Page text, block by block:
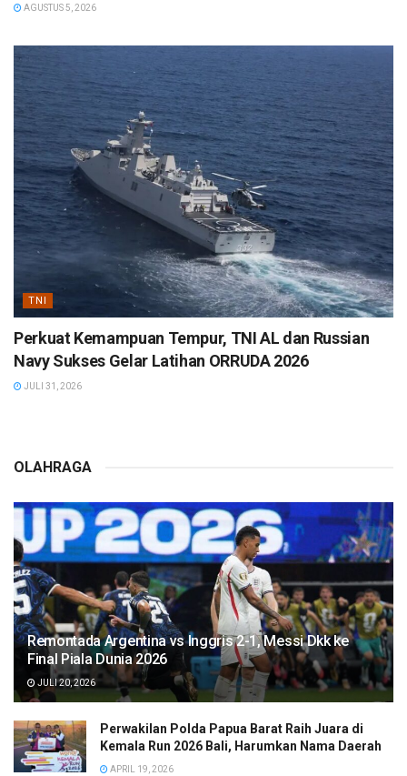
AGUSTUS 5, 2026
TNI
Perkuat Kemampuan Tempur, TNI AL dan Russian
Navy Sukses Gelar Latihan ORRUDA 2026
JULI 31, 2026
OLAHRAGA
Remontada Argentina vs Inggris 2-1, Messi Dkk ke
Final Piala Dunia 2026
JULI 20, 2026
Perwakilan Polda Papua Barat Raih Juara di
Kemala Run 2026 Bali, Harumkan Nama Daerah
APRIL 19, 2026